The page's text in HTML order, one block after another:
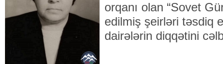
orqanı olan “Sovet
edilmiş şeirləri təsdiq
dairələrin diqqətini